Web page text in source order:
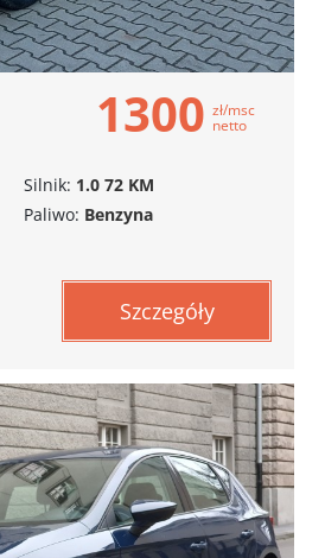
1300 zł/msc
netto
Silnik: 1.0 72 KM
Paliwo: Benzyna
Szczegóły